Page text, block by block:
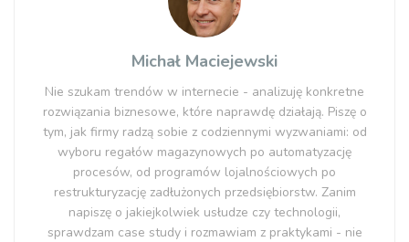
Michał Maciejewski
Nie szukam trendów w internecie - analizuję konkretne
rozwiązania biznesowe, które naprawdę działają. Piszę o
tym, jak firmy radzą sobie z codziennymi wyzwaniami: od
wyboru regałów magazynowych po automatyzację
procesów, od programów lojalnościowych po
restrukturyzację zadłużonych przedsiębiorstw. Zanim
napiszę o jakiejkolwiek usłudze czy technologii,
sprawdzam case study i rozmawiam z praktykami - nie